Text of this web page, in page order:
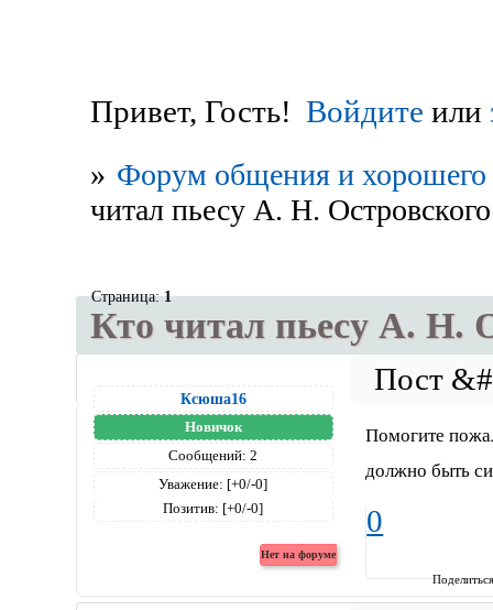
Привет, Гость! Войдите или
» Форум общения и хорошего
читал пьесу А. Н.
Кто читал пьесу А. Н.
Страница:1
Ксюша16
Новичок
Сообщений: 2
Уважение: [+0/-0]
Позитив: [+0/-0]
Помогите
должно быть
0